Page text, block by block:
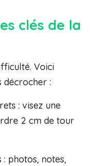
clés de la
Voici
décrocher :
: visez une
2 cm de tour
photos, notes,